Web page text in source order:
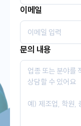
이메일
문의 내용